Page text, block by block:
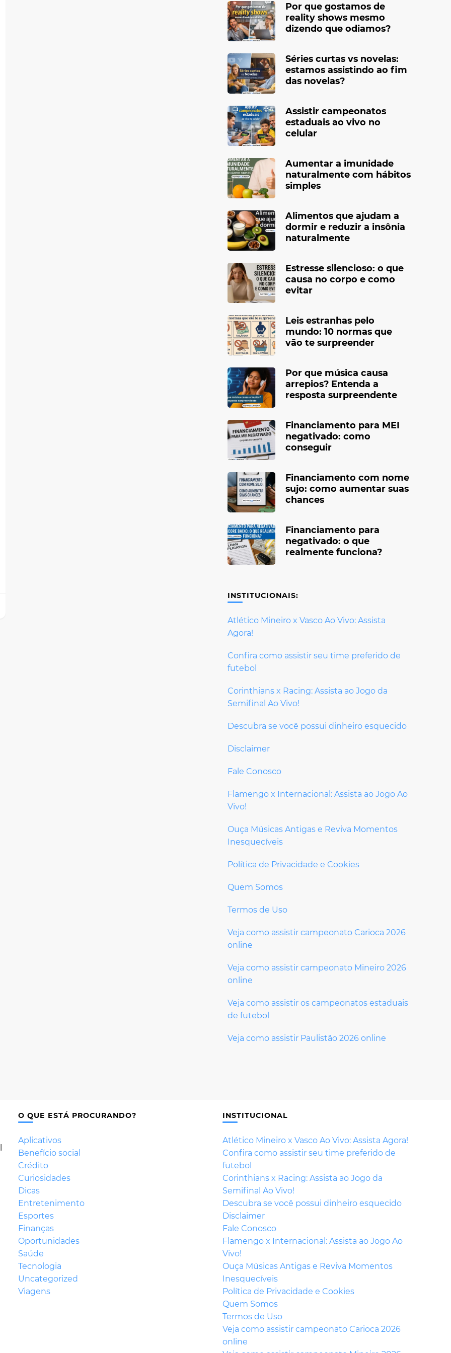
Por que gostamos de
reality shows mesmo
dizendo que odiamos?
Séries curtas vs novelas:
estamos assistindo ao fim
das novelas?
Assistir campeonatos
estaduais ao vivo no
celular
Aumentar a imunidade
naturalmente com hábitos
simples
Alimentos que ajudam a
dormir e reduzir a insônia
naturalmente
Estresse silencioso: o que
causa no corpo e como
evitar
Leis estranhas pelo
mundo: 10 normas que
vão te surpreender
Por que música causa
arrepios? Entenda a
resposta surpreendente
Financiamento para MEI
negativado: como
conseguir
Financiamento com nome
sujo: como aumentar suas
chances
Financiamento para
negativado: o que
realmente funciona?
INSTITUCIONAIS:
Atlético Mineiro x Vasco Ao Vivo: Assista
Agora!
Confira como assistir seu time preferido de
futebol
Corinthians x Racing: Assista ao Jogo da
Semifinal Ao Vivo!
Descubra se você possui dinheiro esquecido
Disclaimer
Fale Conosco
Flamengo x Internacional: Assista ao Jogo Ao
Vivo!
Ouça Músicas Antigas e Reviva Momentos
Inesquecíveis
Política de Privacidade e Cookies
Quem Somos
Termos de Uso
Veja como assistir campeonato Carioca 2026
online
Veja como assistir campeonato Mineiro 2026
online
Veja como assistir os campeonatos estaduais
de futebol
Veja como assistir Paulistão 2026 online
O QUE ESTÁ PROCURANDO?
Aplicativos
Benefício social
Crédito
Curiosidades
Dicas
Entretenimento
Esportes
Finanças
Oportunidades
Saúde
Tecnologia
Uncategorized
Viagens
INSTITUCIONAL
Atlético Mineiro x Vasco Ao Vivo: Assista Agora!
Confira como assistir seu time preferido de
futebol
Corinthians x Racing: Assista ao Jogo da
Semifinal Ao Vivo!
Descubra se você possui dinheiro esquecido
Disclaimer
Fale Conosco
Flamengo x Internacional: Assista ao Jogo Ao
Vivo!
Ouça Músicas Antigas e Reviva Momentos
Inesquecíveis
Política de Privacidade e Cookies
Quem Somos
Termos de Uso
Veja como assistir campeonato Carioca 2026
online